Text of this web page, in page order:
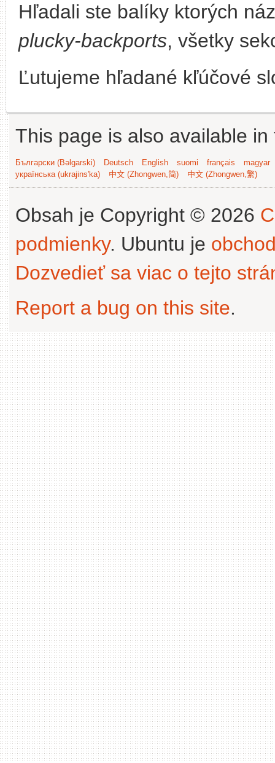
Hľadali ste balíky ktorých
plucky-backports, všetky
Ľutujeme hľadané kľúčové
This page is also available
Български (Bəlgarski) Deutsch English suomi français
magyar
українська (ukrajins'ka)
中文 (Zhongwen,简) 中文 (Zhongwen,繁)
Obsah je Copyright © 2026
podmienky. Ubuntu je
Dozvedieť sa viac o tejto
Report a bug on this site.